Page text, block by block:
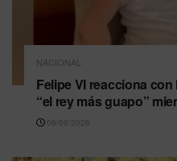
NACIONAL
Felipe VI reacciona
“el rey más guapo”
06/08/2026